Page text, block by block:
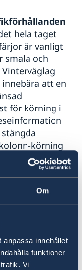
Om
anpassa innehållet
funktioner
Vi
hela taget
är vanligt
smala och
att en
för körning i
körning
är vanligt
är
att betala på
och alternativ